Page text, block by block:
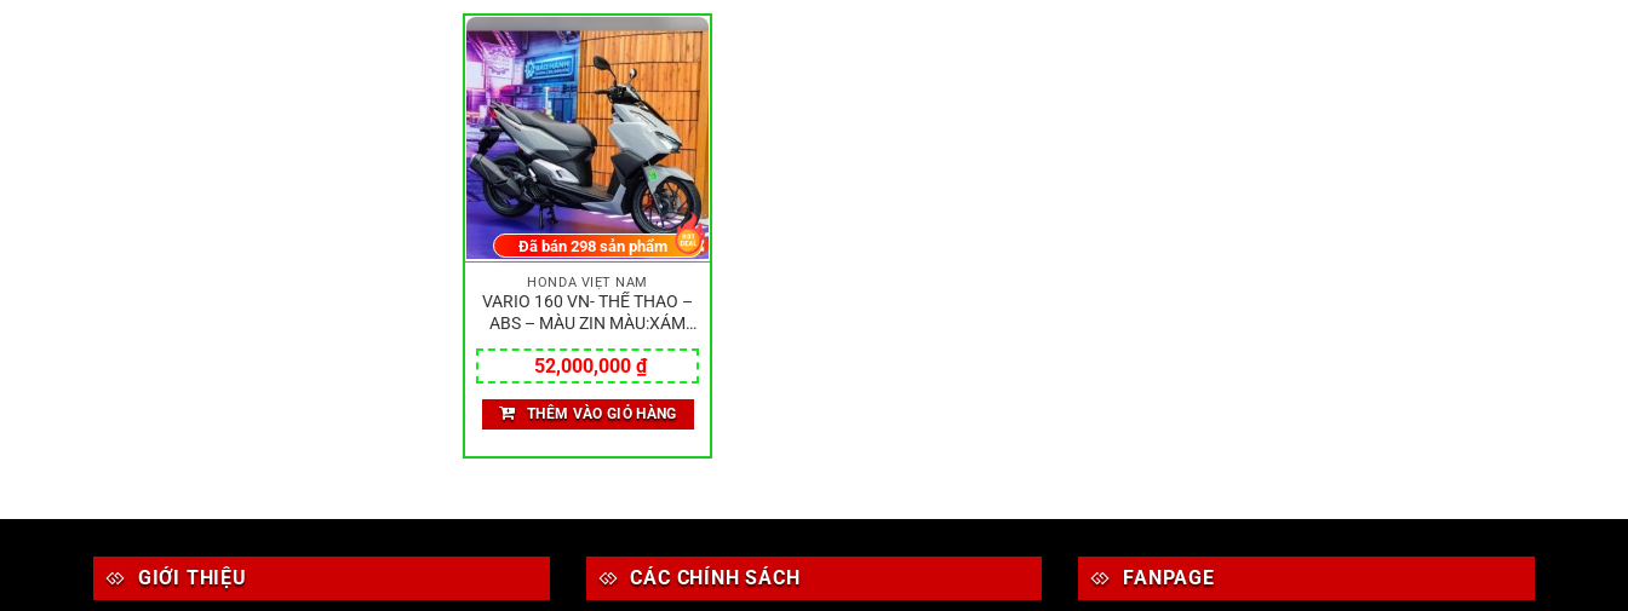
HONDA VIỆT NAM
VARIO 160 VN- THỂ THAO –
ABS – MÀU ZIN MÀU:XÁM
ĐEN
52,000,000₫
Đã bán 298sản phẩm
THÊM VÀO GIỎ HÀNG
GIỚI THIỆU CÁC CHÍNH SÁCH FANPAGE